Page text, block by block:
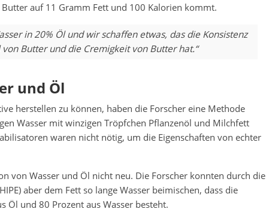
auf 11 Gramm Fett und 100 Kalorien kommt.
in 20% Öl und wir schaffen etwas, das die Konsistenz
Butter und die Cremigkeit von Butter hat.“
und Öl
herstellen zu können, haben die Forscher eine Methode
Wasser mit winzigen Tröpfchen Pflanzenöl und Milchfett
waren nicht nötig, um die Eigenschaften von echter
von Wasser und Öl nicht neu. Die Forscher konnten durch die
aber dem Fett so lange Wasser beimischen, dass die
Öl und 80 Prozent aus Wasser besteht.